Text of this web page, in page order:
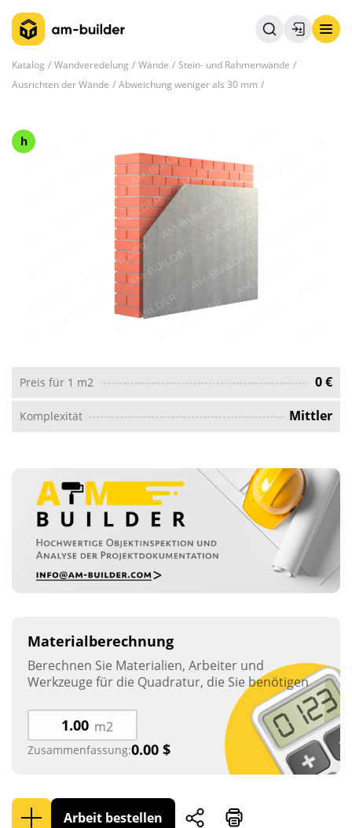
Katalog Wandveredelung Wände
Stein- und Rahmenwände
Ausrichten der Wände
Abweichung weniger als 30 mm
h
Preis für 1 m2 0 €
Komplexität Mittler
Materialberechnung
Berechnen Sie Materialien, Arbeiter und
Werkzeuge für die Quadratur, die Sie benötigen
m2
Zusammenfassung:0.00 $
Arbeit bestellen